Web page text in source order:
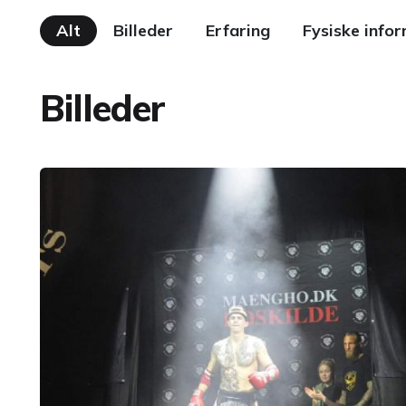
Alt Billeder Erfaring Fysiske
Billeder